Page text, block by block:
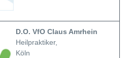
D.O. VfO Claus Amrhein
Heilpraktiker,
Köln